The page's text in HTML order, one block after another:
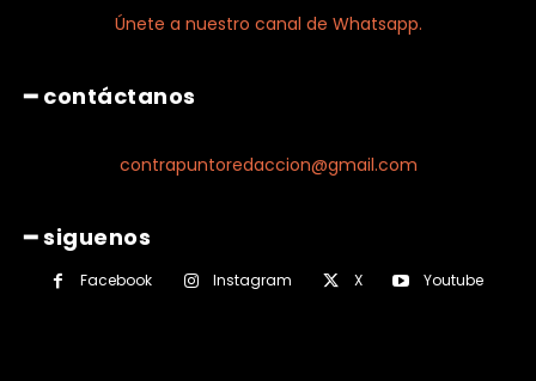
Únete a nuestro canal de Whatsapp.
━ contáctanos
contrapuntoredaccion@gmail.com
━ siguenos
Facebook Instagram X Youtube